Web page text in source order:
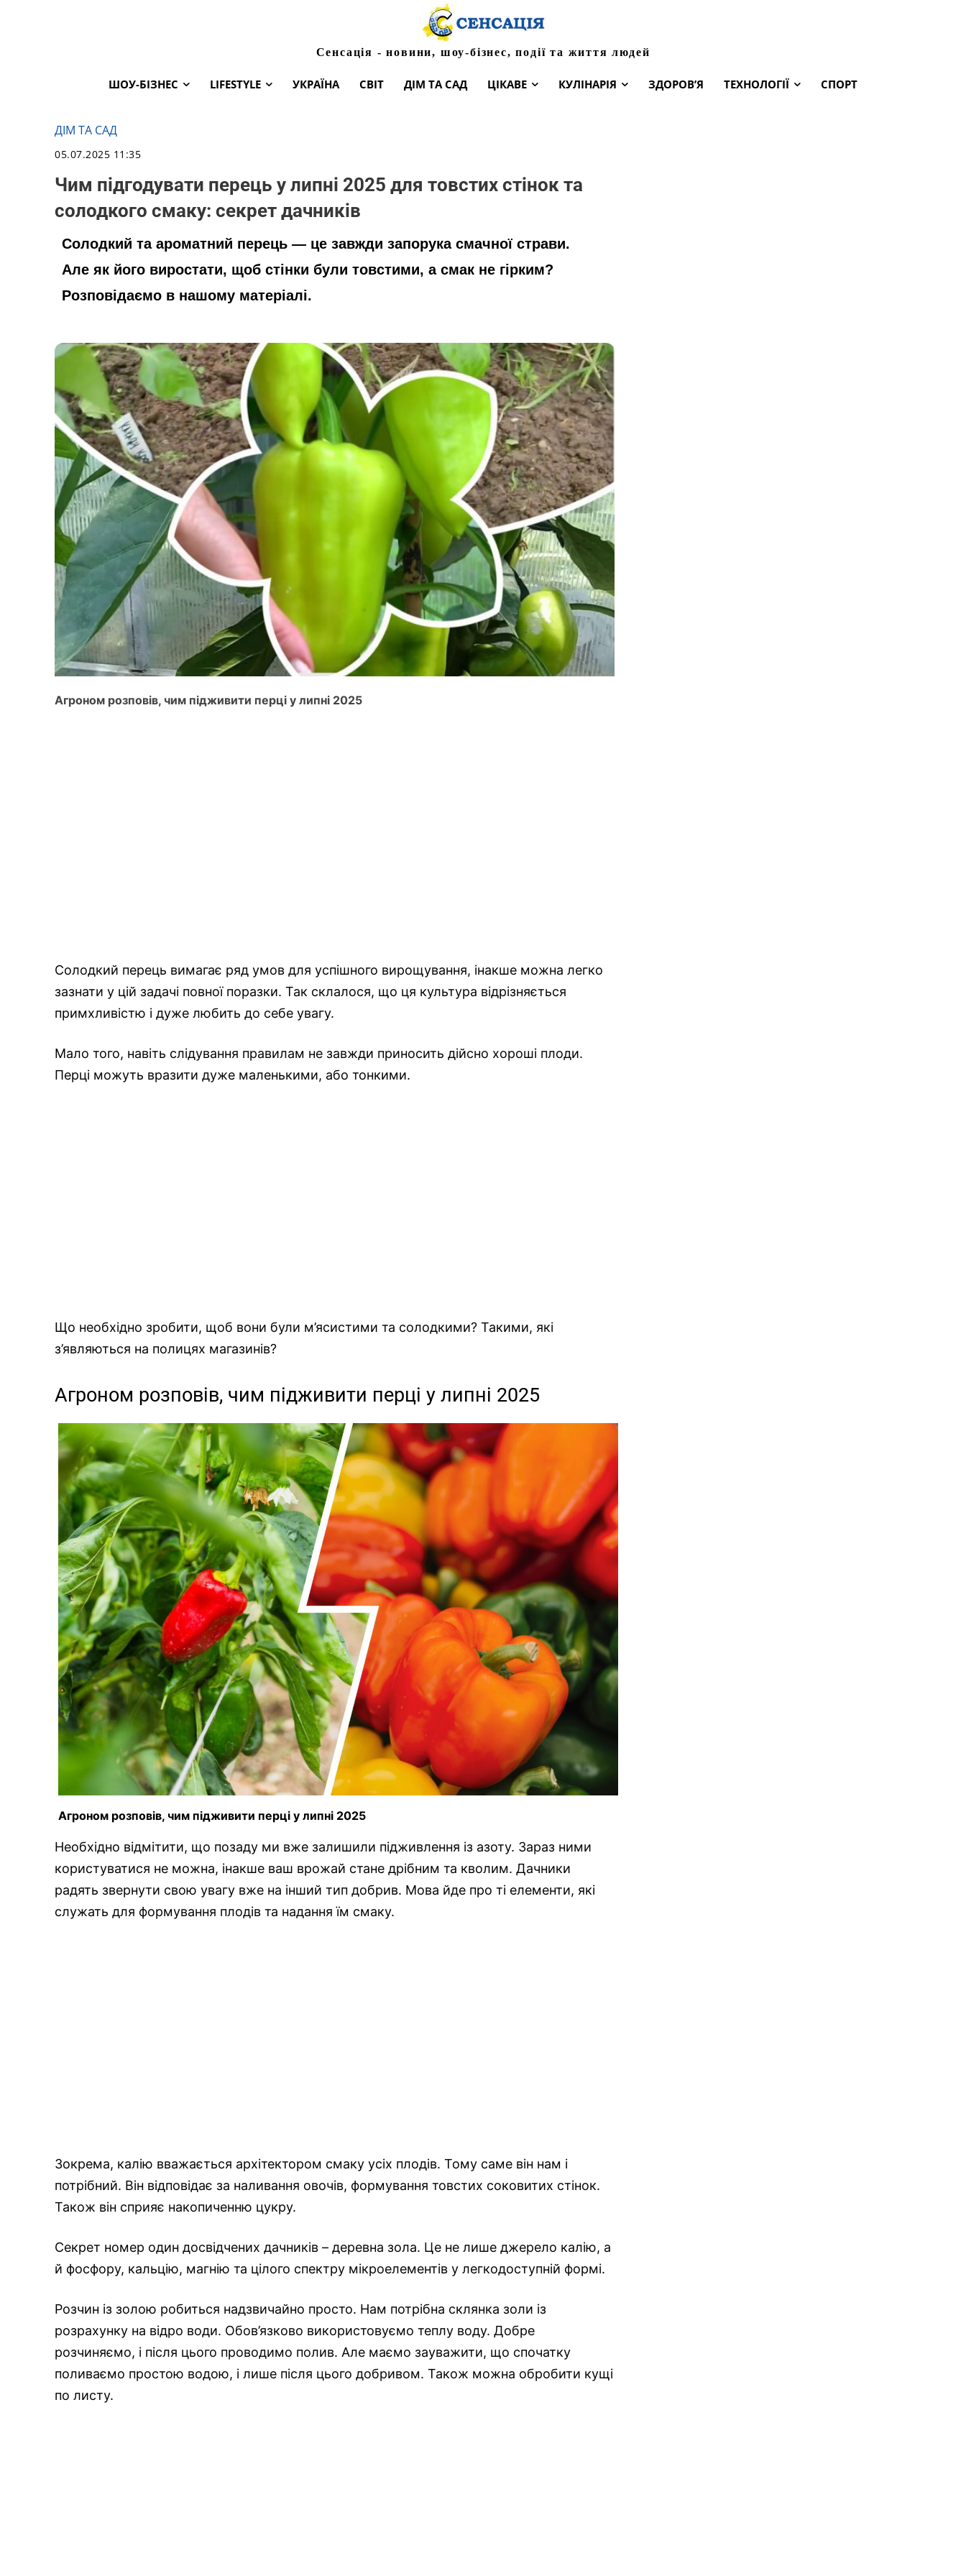
Сенсація - новини, шоу-бізнес, події та життя людей
ШОУ-БІЗНЕС LIFESTYLE УКРАЇНА СВІТ ДІМ ТА САД ЦІКАВЕ КУЛІНАРІЯ ЗДОРОВ’Я ТЕХНОЛОГІЇ СПОРТ
ДІМ ТА САД
05.07.2025 11:35
Чим підгодувати перець у липні 2025 для товстих стінок та
солодкого смаку: секрет дачників
Солодкий та ароматний перець — це завжди запорука смачної страви.
Але як його виростати, щоб стінки були товстими, а смак не гірким?
Розповідаємо в нашому матеріалі.
Агроном розповів, чим підживити перці у липні 2025
Солодкий перець вимагає ряд умов для успішного вирощування, інакше можна легко
зазнати у цій задачі повної поразки. Так склалося, що ця культура відрізняється
примхливістю і дуже любить до себе увагу.
Мало того, навіть слідування правилам не завжди приносить дійсно хороші плоди.
Перці можуть вразити дуже маленькими, або тонкими.
Що необхідно зробити, щоб вони були м’ясистими та солодкими? Такими, які
з’являються на полицях магазинів?
Агроном розповів, чим підживити перці у липні 2025
Агроном розповів, чим підживити перці у липні 2025
Необхідно відмітити, що позаду ми вже залишили підживлення із азоту. Зараз ними
користуватися не можна, інакше ваш врожай стане дрібним та кволим. Дачники
радять звернути свою увагу вже на інший тип добрив. Мова йде про ті елементи, які
служать для формування плодів та надання їм смаку.
Зокрема, калію вважається архітектором смаку усіх плодів. Тому саме він нам і
потрібний. Він відповідає за наливання овочів, формування товстих соковитих стінок.
Також він сприяє накопиченню цукру.
Секрет номер один досвідчених дачників – деревна зола. Це не лише джерело калію, а
й фосфору, кальцію, магнію та цілого спектру мікроелементів у легкодоступній формі.
Розчин із золою робиться надзвичайно просто. Нам потрібна склянка золи із
розрахунку на відро води. Обов’язково використовуємо теплу воду. Добре
розчиняємо, і після цього проводимо полив. Але маємо зауважити, що спочатку
поливаємо простою водою, і лише після цього добривом. Також можна обробити кущі
по листу.